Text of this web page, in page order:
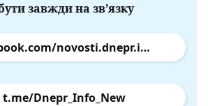
завжди на зв’язку
facebook.com/novosti.dnepr.info
t.me/Dnepr_Info_New